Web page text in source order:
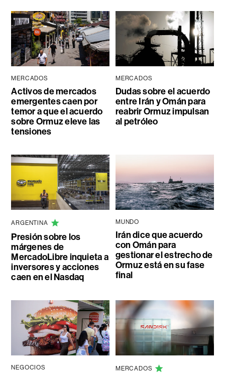
MERCADOS
Activos de mercados
emergentes caen por
temor a que el acuerdo
sobre Ormuz eleve las
tensiones
MERCADOS
Dudas sobre el acuerdo
entre Irán y Omán para
reabrir Ormuz impulsan
al petróleo
ARGENTINA
Presión sobre los
márgenes de
MercadoLibre inquieta a
inversores y acciones
caen en el Nasdaq
MUNDO
Irán dice que acuerdo
con Omán para
gestionar el estrecho de
Ormuz está en su fase
final
NEGOCIOS MERCADOS